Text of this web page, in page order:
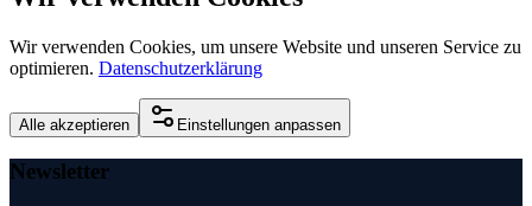
Wir verwenden Cookies, um unsere Website und unseren Service zu
optimieren. Datenschutzerklärung
Alle akzeptieren Einstellungen anpassen
Newsletter